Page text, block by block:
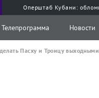
Оперштаб Кубани:
Телепрограмма Новости
Пасху и Троицу